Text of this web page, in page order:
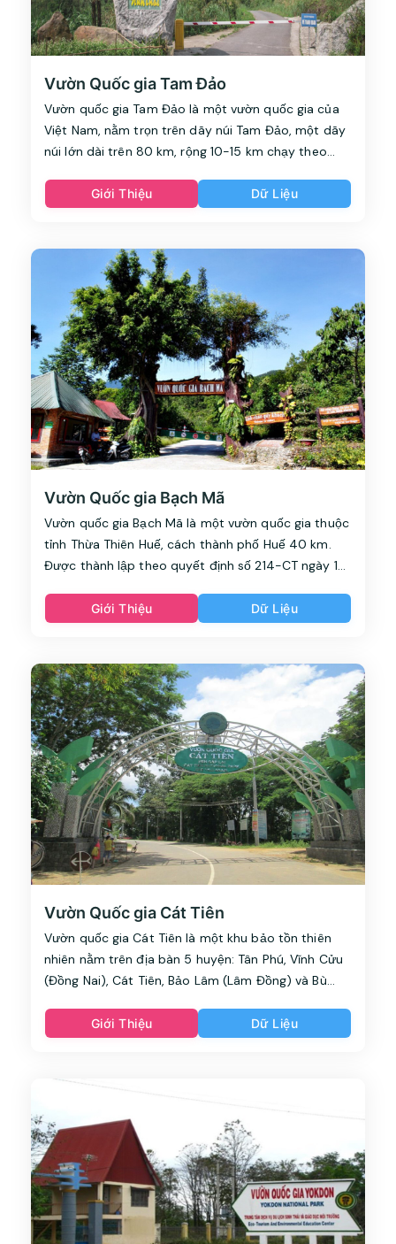
Vườn Quốc gia Tam Đảo
Vườn quốc gia Tam Đảo là một vườn quốc gia của
Việt Nam, nằm trọn trên dãy núi Tam Đảo, một dãy
núi lớn dài trên 80 km, rộng 10-15 km chạy theo
tỉnh Vĩnh Phúc (huyện Tam Đảo), Thái Nguyên
Giới Thiệu Dữ Liệu
Vườn Quốc gia Bạch Mã
Vườn quốc gia Bạch Mã là một vườn quốc gia thuộc
tỉnh Thừa Thiên Huế, cách thành phố Huế 40 km.
Được thành lập theo quyết định số 214-CT ngày 15
Việt Nam.Giới Thiệu Dữ Liệu
Vườn Quốc gia Cát Tiên
Vườn quốc gia Cát Tiên là một khu bảo tồn thiên
nhiên nằm trên địa bàn 5 huyện: Tân Phú, Vĩnh Cửu
(Đồng Nai), Cát Tiên, Bảo Lâm (Lâm Đồng) và Bù
km về phía bắc. Đặc trưng của vườn quốc gia này là
của Thủ tướng chính phủ Việt Nam trên cơ sở kết
nối khu rừng cấm Nam Cát Tiên (được thành lập
theo quyết định số 360/TTg, ngày 7 tháng 7 năm
1978 của Thủ tướng chính phủ) và khu bảo tồn thiên
nhiên Tây Cát Tiên (được thành lập theo quyết định
số 194/CT, ngày 9 tháng 8 năm 1986 của Chủ tịch
Hội đồng Bộ trưởng)
Giới Thiệu Dữ Liệu